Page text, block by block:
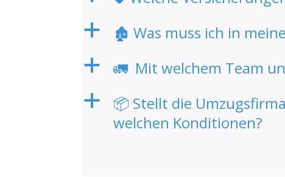
a 🏚️ Was muss ich in
a 🚛 Mit welchem Team
a
📦 Stellt die
welchen Konditionen?